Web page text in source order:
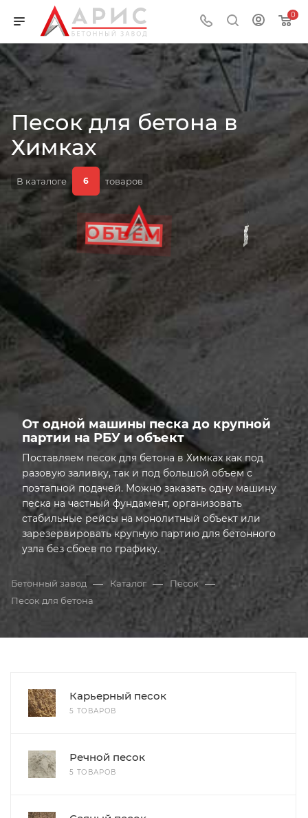
0
Песок для бетона в
Химках
В каталоге 6 товаров
КАЧЕСТВО
ТЕНДЕР
ОБЪЕМ
ЦЕНА
От одной машины песка до крупной
партии на РБУ и объект
Поставляем песок для бетона в Химках как под
разовую заливку, так и под большой объем с
поэтапной подачей. Можно заказать одну машину
песка на частный фундамент, организовать
стабильные рейсы на монолитный объект или
зарезервировать крупную партию для бетонного
узла без сбоев по графику.
Открыта грань: От одной машины песка до
Бетонный завод — Каталог — Песок —
Песок для бетона
Карьерный песок
5 ТОВАРОВ
Речной песок
5 ТОВАРОВ